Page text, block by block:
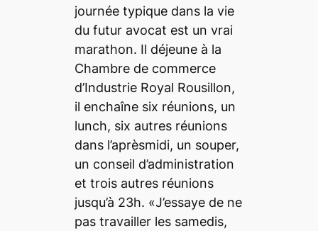
journée typique dans la vie
du futur avocat est un vrai
marathon. Il déjeune à la
Chambre de commerce
d’Industrie Royal Rousillon,
il enchaîne six réunions, un
lunch, six autres réunions
dans l’aprèsmidi, un souper,
un conseil d’administration
et trois autres réunions
jusqu’à 23h. «J’essaye de ne
pas travailler les samedis,